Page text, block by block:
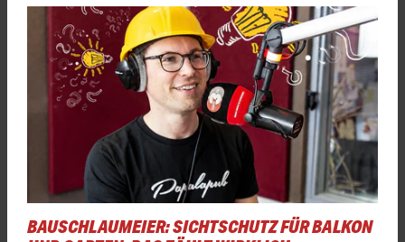
BAUSCHLAUMEIER: SICHTSCHUTZ FÜR BALKON